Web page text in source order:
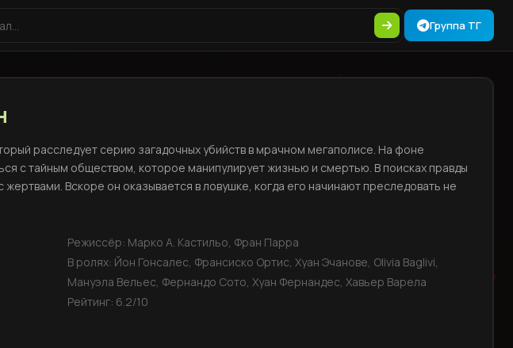
Группа ТГ
расследует серию загадочных убийств в мрачном мегаполисе. На фоне
с тайным обществом, которое манипулирует жизнью и смертью. В поисках правды
Вскоре он оказывается в ловушке, когда его начинают преследовать не
Режиссёр: Марко А. Кастильо, Фран Парра
В ролях: Йон Гонсалес, Франсиско Ортис, Хуан Эчанове, Olivia Baglivi,
Мануэла Вельес, Фернандо Сото, Хуан Фернандес, Хавьер Варела
Рейтинг: 6.2/10